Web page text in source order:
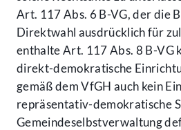
Art. 117 Abs. 6 B-VG, der die
Direktwahl ausdrücklich für
enthalte Art. 117 Abs. 8 B-VG
direkt-demokratische
gemäß dem VfGH auch kein
repräsentativ-demokratische
Gemeindeselbstverwaltung